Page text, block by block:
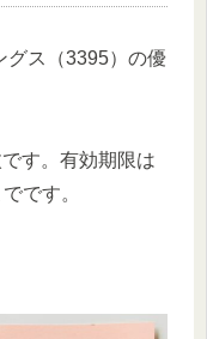
ス（3395）の優
す。有効期限は
です。